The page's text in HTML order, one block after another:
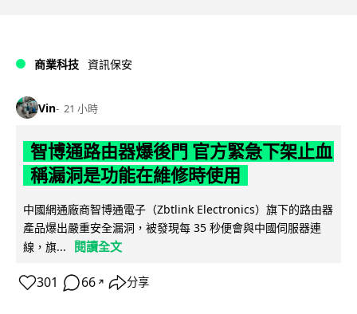
商業科技 資訊保安
Vin 21 小時
智博通路由器爆後門 官方緊急下架止血
稱漏洞是功能在維修時使用
中國網通廠商智博通電子（Zbtlink Electronics）旗下的路由器
產品爆出嚴重安全漏洞，被發現每 35 秒便會與中國伺服器連
線，旗...
閱讀全文
301 66 ↗ 分享